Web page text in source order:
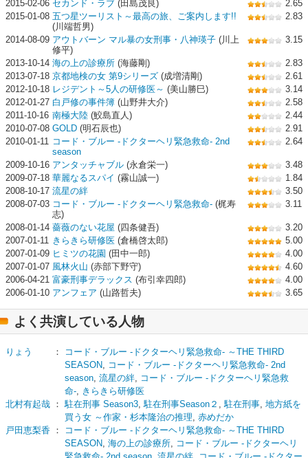
2015-02-06 セカンド・ラブ (田島茂良)
2.65
2015-01-08 五つ星ツーリスト～最高の旅、ご案内します!!
(川端哲男)
2.83
2014-08-09 アウトバーン マル暴の女刑事・八神瑛子 (川上
修平)
3.15
2013-10-14 海の上の診療所 (海藤剛)
2.83
2013-07-18 京都地検の女 第9シリーズ (成増清剛)
2.61
2012-10-18 レジデント～5人の研修医～ (美山勝巳)
3.14
2012-01-27 白戸修の事件簿 (山野井大介)
2.58
2011-10-16 南極大陸 (鮫島直人)
2.44
2010-07-08 GOLD (明石辰也)
2.91
2010-01-11 コード・ブルー -ドクターヘリ緊急救命- 2nd
season
2.64
2009-10-16 アンタッチャブル (永倉栄一)
3.48
2009-07-18 華麗なるスパイ (霧山誠一)
1.84
2008-10-17 流星の絆
3.50
2008-07-03 コード・ブルー -ドクターヘリ緊急救命- (梶寿
志)
3.11
2008-01-14 薔薇のない花屋 (四条健吾)
3.20
2007-01-11 きらきら研修医 (倉橋啓太郎)
5.00
2007-01-09 ヒミツの花園 (田中一郎)
4.00
2007-01-07 風林火山 (赤部下野守)
4.60
2006-04-21 富豪刑事デラックス (布引幸四郎)
4.00
2006-01-10 アンフェア (山路哲夫) 3.65
よく共演している人物
りょう ：
コード・ブルー -ドクターヘリ緊急救命- ～THE THIRD
SEASON, コード・ブルー -ドクターヘリ緊急救命- 2nd
season, 流星の絆, コード・ブルー -ドクターヘリ緊急救
命-, きらきら研修医
北村有起哉 ：駐在刑事 Season3,駐在刑事Season２ ,駐在刑事, 地方紙を
買う女 ～作家・杉本隆治の推理, 赤めだか
戸田恵梨香 ：
コード・ブルー -ドクターヘリ緊急救命- ～THE THIRD
SEASON, 海の上の診療所, コード・ブルー -ドクターヘリ